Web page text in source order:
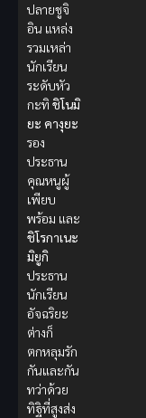
ปลายชูจิ
อิน แหล่ง
รวมเหล่า
นักเรียน
ระดับหัว
กะทิ ชิโนมิ
ยะ คางุยะ
รอง
ประธาน
คุณหนูผู้
เพียบ
พร้อม และ
ชิโรกาเนะ
มิยูกิ
ประธาน
นักเรียน
อัจฉริยะ
ต่างก็
ตกหลุมรัก
กันและกัน
ทว่าด้วย
ทิฐิที่สูงส่ง